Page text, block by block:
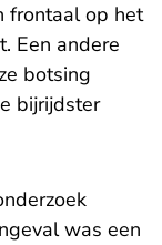
frontaal op het
Een andere
botsing
bijrijdster
was een